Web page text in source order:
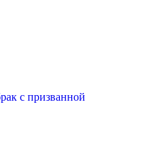
с призванной